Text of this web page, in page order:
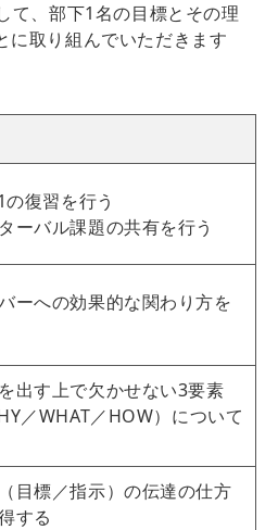
て、部下1名の目標とその理
に取り組んでいただきます
の復習を行う
ーバル課題の共有を行う
ーへの効果的な関わり方を
出す上で欠かせない3要素
／WHAT／HOW）について
目標／指示）の伝達の仕方
する